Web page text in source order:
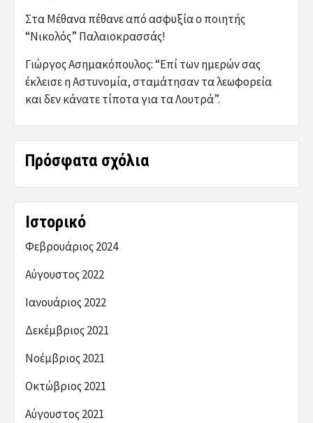
Στα Μέθανα πέθανε από ασφυξία ο ποιητής
“Νικολός” Παλαιοκρασσάς!
Γιώργος Ασημακόπουλος: “Επί των ημερών σας
έκλεισε η Αστυνομία, σταμάτησαν τα λεωφορεία
και δεν κάνατε τίποτα για τα Λουτρά”.
Πρόσφατα σχόλια
Ιστορικό
Φεβρουάριος 2024
Αύγουστος 2022
Ιανουάριος 2022
Δεκέμβριος 2021
Νοέμβριος 2021
Οκτώβριος 2021
Αύγουστος 2021